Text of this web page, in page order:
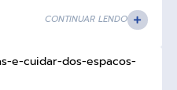
CONTINUAR LENDO